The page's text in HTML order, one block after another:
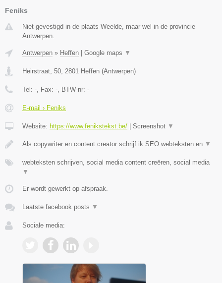
Feniks
Niet gevestigd in de plaats Weelde, maar wel in de provincie
Antwerpen.
Antwerpen » Heffen Google maps ▼
Heirstraat, 50, 2801 Heffen (Antwerpen)
Tel: -, Fax: -, BTW-nr: -
E-mail › Feniks
Website: https://www.fenikstekst.be/ Screenshot ▼
Als copywriter en content creator schrijf ik SEO webteksten en ▼
webteksten schrijven, social media content creëren, social media
▼
Er wordt gewerkt op afspraak.
Laatste facebook posts ▼
Sociale media: